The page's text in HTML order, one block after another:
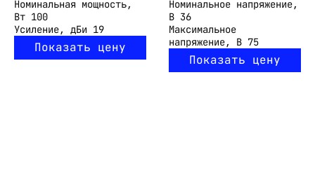
Номинальная мощность,
Вт 100
Усиление, дБи 19
Показать цену
Номинальное напряжение,
В 36
Максимальное
напряжение, В 75
Показать цену